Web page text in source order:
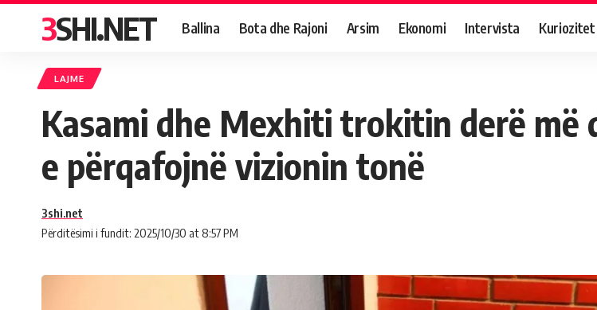
3SHI.NET Ballina Bota dhe Rajoni Arsim Ekonomi Intervista Kuriozitet
LAJME
Kasami dhe Mexhiti trokitin derë më
e përqafojnë vizionin tonë
Përditësimi i fundit: 2025/10/30 at 8:57 PM
3shi.net